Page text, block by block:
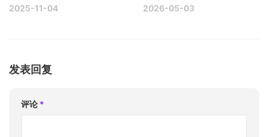
2025-11-04
2026-05-03
发表回复
评论 *